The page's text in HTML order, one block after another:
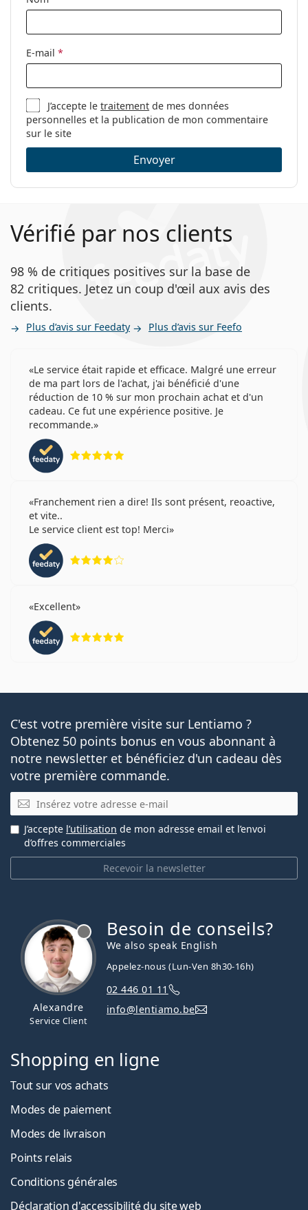
Lenjoy Monthly Day & Night
PureVision 2
TOTAL30
Articles connexes de notre blog
Comment lire les paramètres de votre ordonnance
de lentilles de contact ?
S'habituer aux lentilles de contact : Combien de
Lentilles de contact en silicone hydrogel ou en
hydrogel
Vendu le plus souvent avec la solution
Solunate Multi-
Purpose 400 ml avec étui.
Ceci est un dispositif médical. Lisez le mode d'emploi
E-mail *
J’accepte letraitement de mes données
personnelles et la publication de mon commentaire
sur le site
Envoyer
Vérifié par nos clients
98 % de critiques positives sur la base de
82 critiques. Jetez un coup d'œil aux avis des
clients.
Plus d’avis sur Feedaty Plus d’avis sur Feefo
Le service était rapide et efficace. Malgré une erreur
de ma part lors de l'achat, j'ai bénéficié d'une
réduction de 10 % sur mon prochain achat et d'un
cadeau. Ce fut une expérience positive. Je
recommande.
Franchement rien a dire! Ils sont présent, reoactive,
et vite..
Le service client est top! Merci
Excellent
C'est votre première visite sur Lentiamo ?
Obtenez 50 points bonus en vous abonnant à
notre newsletter et bénéficiez d'un cadeau dès
votre première commande.
E-mail
Recevoir la newsletter
J’accepte l’utilisation de mon adresse email et l’envoi
d’offres commerciales
Alexandre
Service Client
Besoin de conseils?
We also speak English
Appelez-nous (Lun-Ven 8h30-16h)
02 446 01 11
info@lentiamo.be
Shopping en ligne
Tout sur vos achats
Modes de paiement
Modes de livraison
Points relais
Conditions générales
Déclaration d'accessibilité du site web